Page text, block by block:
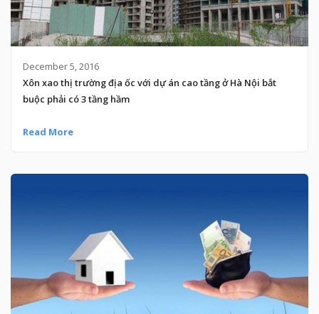
December 5, 2016
Xôn xao thị trường địa ốc với dự án cao tầng ở Hà Nội bắt
buộc phải có 3 tầng hầm
Read More